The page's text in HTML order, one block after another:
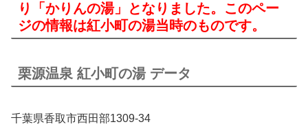
り「かりんの湯」となりました。このペー
ジの情報は紅小町の湯当時のものです。
栗源温泉 紅小町の湯 データ
千葉県香取市西田部1309-34